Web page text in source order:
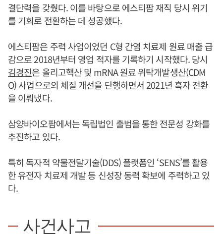
결단력을 갖췄다. 이를 바탕으로 에스티팜 재직 당시 위기
를 기회로 전환하는 데 성공했다.
에스티팜은 주력 사업이었던 C형 간염 치료제 원료 매출 급
감으로 2018년부터 영업 적자를 기록하기 시작했다. 당시
김경진은 올리고핵산 및 mRNA 원료 위탁개발생산(CDM
O) 사업으로의 체질 개선을 단행하면서 2021년 흑자 전환
을 이뤄냈다.
삼양바이오팜에서는 독립법인 출범을 통한 전문성 강화를
추진하고 있다.
특히 독자적 약물전달기술(DDS) 플랫폼인 ‘SENS’를 활용
한 유전자 치료제 개발 등 신성장 동력 확보에 주력하고 있
다.
사건사고